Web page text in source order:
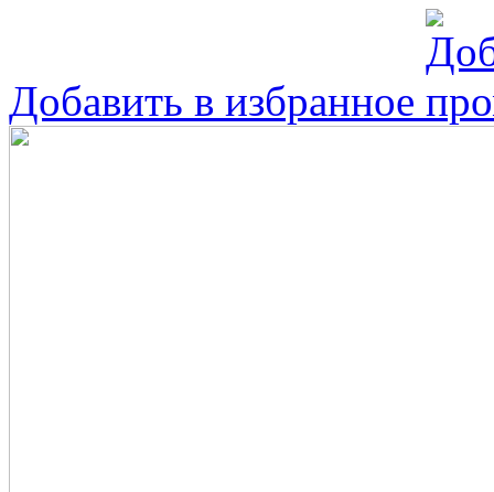
Добавить в избранное